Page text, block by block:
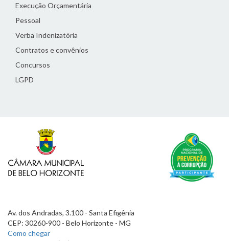
Execução Orçamentária
Pessoal
Verba Indenizatória
Contratos e convênios
Concursos
LGPD
Av. dos Andradas, 3.100 - Santa Efigênia
CEP: 30260-900 - Belo Horizonte - MG
Como chegar